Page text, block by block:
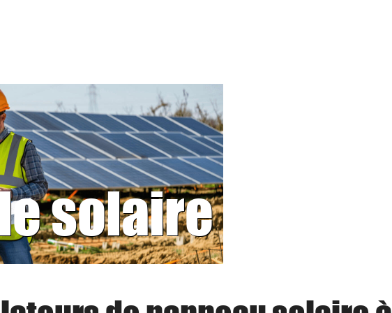
solaire